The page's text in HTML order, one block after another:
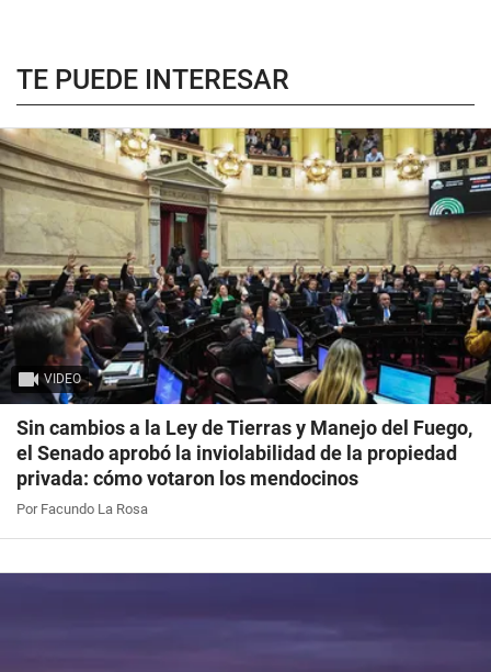
TE PUEDE INTERESAR
VIDEO
Sin cambios a la Ley de Tierras y Manejo del Fuego,
el Senado aprobó la inviolabilidad de la propiedad
privada: cómo votaron los mendocinos
Por Facundo La Rosa